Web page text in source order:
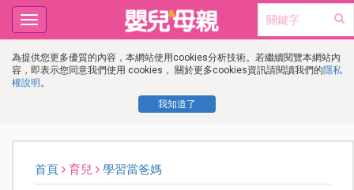
為提供您更多優質的內容，本網站使用cookies分析技術。若繼續閱覽本網站內
容，即表示您同意我們使用 cookies， 關於更多cookies資訊請閱讀我們的隱私
權說明 。
我知道了
Toggle
navigation
首頁 育兒 學習當爸媽